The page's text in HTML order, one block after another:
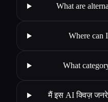
What are
Where can
What
मैं इस AI क्विज़